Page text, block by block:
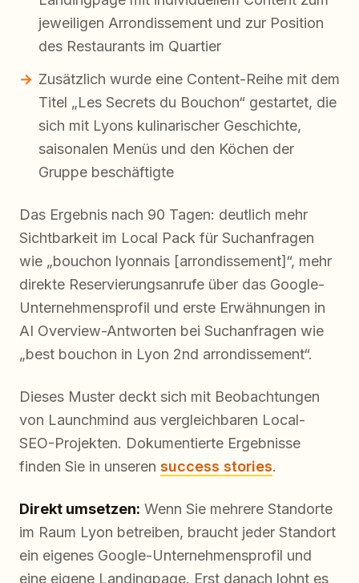
jeweiligen Arrondissement und zur Position
des Restaurants im Quartier
Zusätzlich wurde eine Content-Reihe mit dem
Titel „Les Secrets du Bouchon“ gestartet, die
sich mit Lyons kulinarischer Geschichte,
saisonalen Menüs und den Köchen der
Gruppe beschäftigte
Das Ergebnis nach 90 Tagen: deutlich mehr
Sichtbarkeit im Local Pack für Suchanfragen
wie „bouchon lyonnais [arrondissement]“, mehr
direkte Reservierungsanrufe über das Google-
Unternehmensprofil und erste Erwähnungen in
AI Overview-Antworten bei Suchanfragen wie
„best bouchon in Lyon 2nd arrondissement“.
Dieses Muster deckt sich mit Beobachtungen
von Launchmind aus vergleichbaren Local-
SEO-Projekten. Dokumentierte Ergebnisse
finden Sie in unseren success stories.
Direkt umsetzen: Wenn Sie mehrere Standorte
im Raum Lyon betreiben, braucht jeder Standort
ein eigenes Google-Unternehmensprofil und
eine eigene Landingpage. Erst danach lohnt es